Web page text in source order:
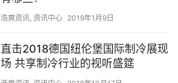
浩爽资讯, 资讯中心 2019年1月9日
直击2018德国纽伦堡国际制冷展现
场 共享制冷行业的视听盛筵